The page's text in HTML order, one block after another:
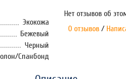
Экокожа
Бежевый
Черный
Спанбонд
Нет отзывов об
0 отзывов /